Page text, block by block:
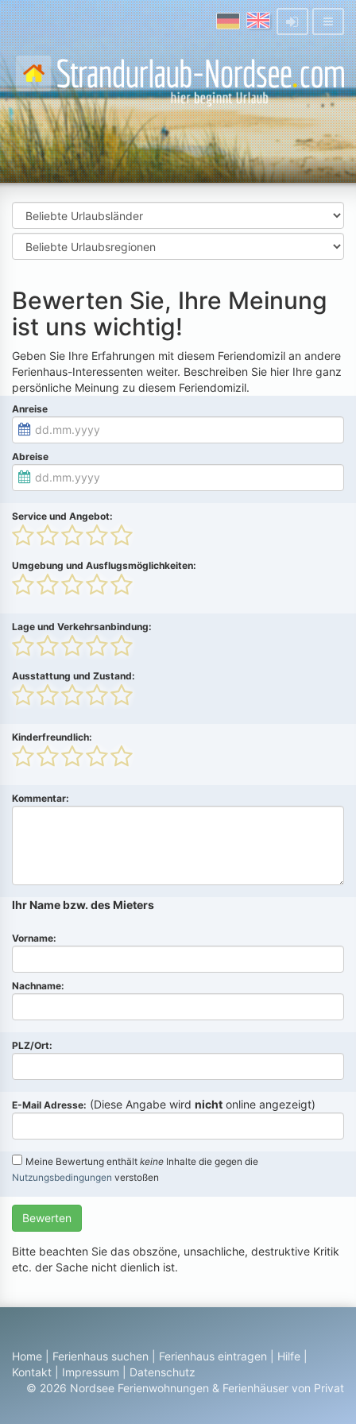
Bewerten Sie, Ihre Meinung
ist uns wichtig!
Geben Sie Ihre Erfahrungen mit diesem Feriendomizil an andere
Ferienhaus-Interessenten weiter. Beschreiben Sie hier Ihre ganz
persönliche Meinung zu diesem Feriendomizil.
Anreise
Abreise
Service und Angebot:
Umgebung und Ausflugsmöglichkeiten:
Lage und Verkehrsanbindung:
Ausstattung und Zustand:
Kinderfreundlich:
Kommentar:
Ihr Name bzw. des Mieters
Vorname:
Nachname:
PLZ/Ort:
E-Mail Adresse: (Diese Angabe wird nicht online angezeigt)
Meine Bewertung enthält keine Inhalte die gegen die
Nutzungsbedingungen verstoßen
Bewerten
Bitte beachten Sie das obszöne, unsachliche, destruktive Kritik
etc. der Sache nicht dienlich ist.
Home Ferienhaus suchen Ferienhaus eintragen Hilfe
Kontakt
Impressum
Datenschutz
© 2026 Nordsee Ferienwohnungen & Ferienhäuser von Privat